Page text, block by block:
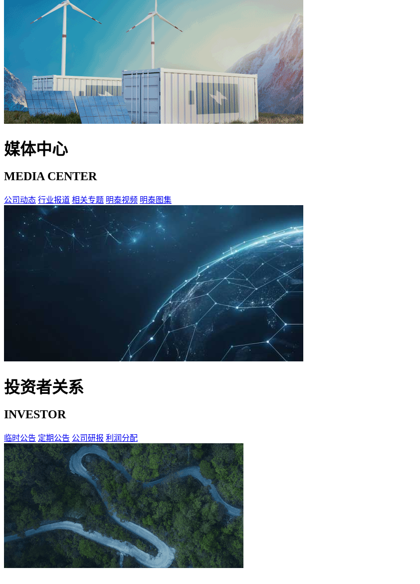
媒体中心
MEDIA CENTER
公司动态 行业报道 相关专题 明泰视频 明泰图集
投资者关系
INVESTOR
临时公告 定期公告 公司研报 利润分配